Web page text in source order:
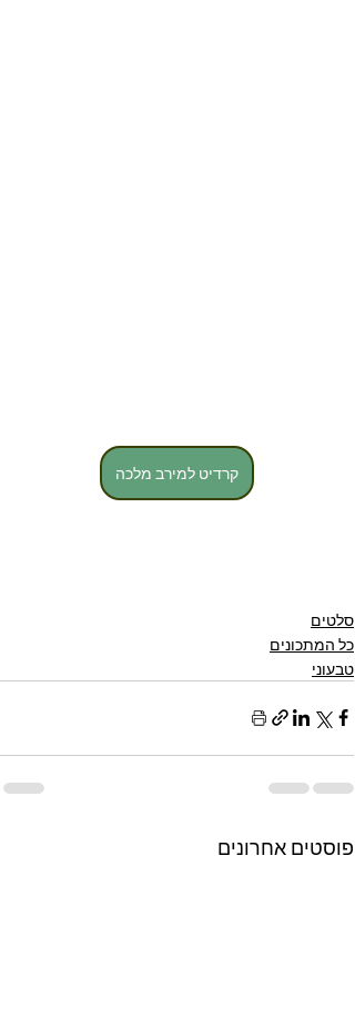
קרדיט למירב מלכה
סלטים
כל המתכונים
טבעוני
פוסטים אחרונים